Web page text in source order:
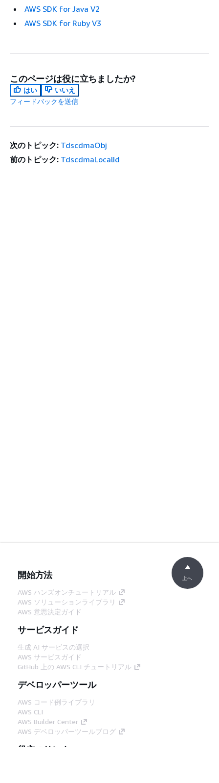
AWS SDK for Java V2
AWS SDK for Ruby V3
このページは役に立ちましたか?
はい
いいえ
フィードバックを送信
次のトピック: TdscdmaObj
前のトピック: TdscdmaLocalId
開始方法
AWS ハンズオンチュートリアル
AWS ソリューションライブラリ
AWS 意思決定ガイド
サービスガイド
生成 AI サービスの選択
AWS サービスガイド
GitHub 上の AWS CLI チュートリアル
デベロッパーツール
AWS コード例ライブラリ
AWS CLI
AWS Builder Center
AWS デベロッパーツールブログ
役立つリンク
上へ